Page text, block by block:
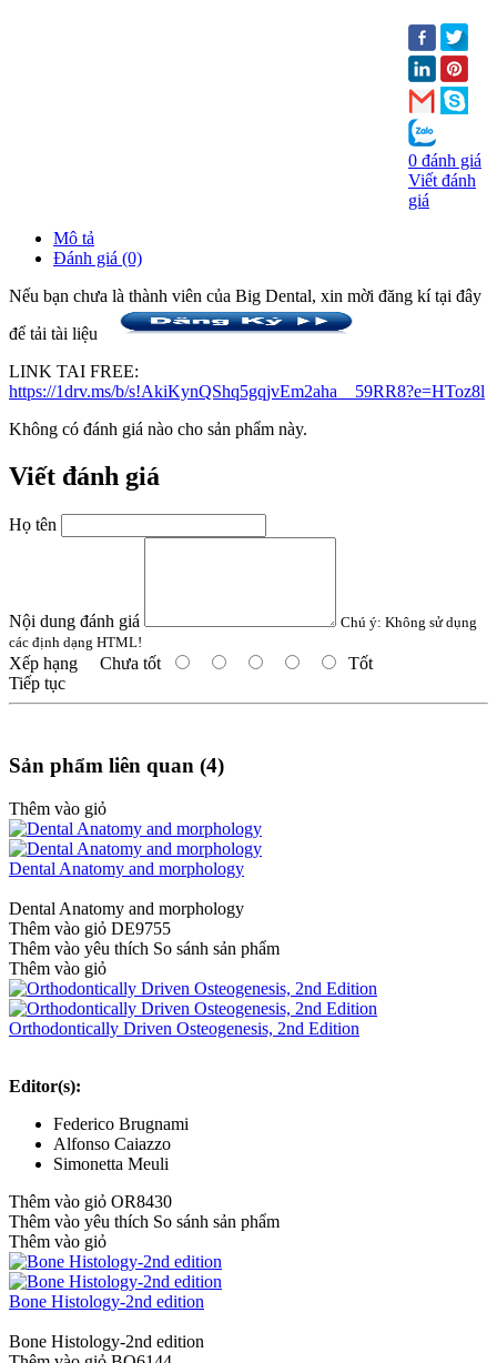
0 đánh giá
Viết đánh
giá
Mô tả
Đánh giá (0)
Nếu bạn chưa là thành viên của Big Dental, xin mời đăng kí tại đây
để tải tài liệu
LINK TAI FREE:
https://1drv.ms/b/s!AkiKynQShq5gqjvEm2aha__59RR8?e=HToz8l
Không có đánh giá nào cho sản phẩm này.
Viết đánh giá
Họ tên
Nội dung đánh giá Chú ý: Không sử dụng
các định dạng HTML!
Xếp hạng Chưa tốt
Tốt
Tiếp tục
Sản phẩm liên quan (4)
Thêm vào giỏ
Dental Anatomy and morphology
Dental Anatomy and morphology
Thêm vào giỏ DE9755
Thêm vào yêu thích So sánh sản phẩm
Thêm vào giỏ
Orthodontically Driven Osteogenesis, 2nd Edition
Editor(s):
Federico Brugnami
Alfonso Caiazzo
Simonetta Meuli
Thêm vào giỏ OR8430
Thêm vào yêu thích So sánh sản phẩm
Thêm vào giỏ
Bone Histology-2nd edition
Bone Histology-2nd edition